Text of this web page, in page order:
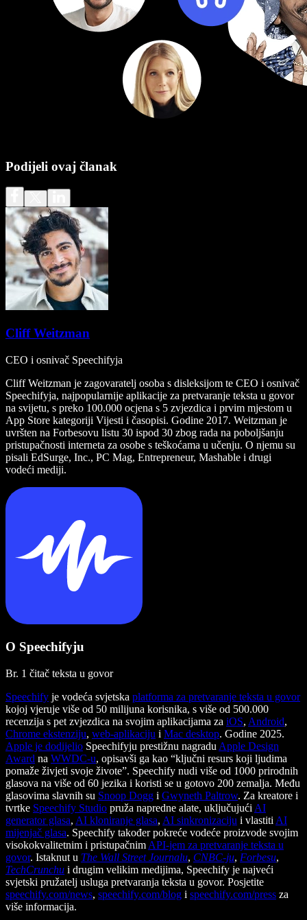
Podijeli ovaj članak
Cliff Weitzman
CEO i osnivač Speechifyja
Cliff Weitzman je zagovaratelj osoba s disleksijom te CEO i osnivač
Speechifyja, najpopularnije aplikacije za pretvaranje teksta u govor
na svijetu, s preko 100.000 ocjena s 5 zvjezdica i prvim mjestom u
App Store kategoriji Vijesti i časopisi. Godine 2017. Weitzman je
uvršten na Forbesovu listu 30 ispod 30 zbog rada na poboljšanju
pristupačnosti interneta za osobe s teškoćama u učenju. O njemu su
pisali EdSurge, Inc., PC Mag, Entrepreneur, Mashable i drugi
vodeći mediji.
O Speechifyju
Br. 1 čitač teksta u govor
Speechify je vodeća svjetska platforma za pretvaranje teksta u govor
kojoj vjeruje više od 50 milijuna korisnika, s više od 500.000
recenzija s pet zvjezdica na svojim aplikacijama za iOS, Android,
Chrome ekstenziju, web-aplikaciju i Mac desktop. Godine 2025.
Apple je dodijelio Speechifyju prestižnu nagradu Apple Design
Award na WWDC-u, opisavši ga kao “ključni resurs koji ljudima
pomaže živjeti svoje živote”. Speechify nudi više od 1000 prirodnih
glasova na više od 60 jezika i koristi se u gotovo 200 zemalja. Među
glasovima slavnih su Snoop Dogg i Gwyneth Paltrow. Za kreatore i
tvrtke Speechify Studio pruža napredne alate, uključujući AI
generator glasa, AI kloniranje glasa, AI sinkronizaciju i vlastiti AI
mijenjač glasa. Speechify također pokreće vodeće proizvode svojim
visokokvalitetnim i pristupačnim API-jem za pretvaranje teksta u
govor. Istaknut u The Wall Street Journalu, CNBC-ju, Forbesu,
TechCrunchu i drugim velikim medijima, Speechify je najveći
svjetski pružatelj usluga pretvaranja teksta u govor. Posjetite
speechify.com/news, speechify.com/blog i speechify.com/press za
više informacija.